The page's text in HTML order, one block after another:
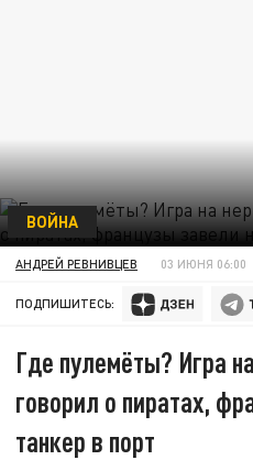
ВОЙНА
АНДРЕЙ РЕВНИВЦЕВ 03 ИЮНЯ 06:00
ПОДПИШИТЕСЬ:
Где пулемёты? Игра
говорил о пиратах,
танкер в порт